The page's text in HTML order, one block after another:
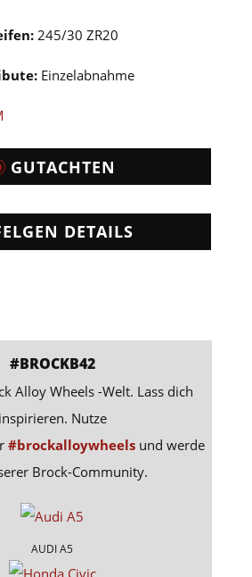
245/30 ZR20
Einzelabnahme
GUTACHTEN
DETAILS
#BROCKB42
Alloy Wheels -Welt. Lass dich
inspirieren. Nutze
#brockalloywheelsund werde
Brock-Community.
AUDI A5